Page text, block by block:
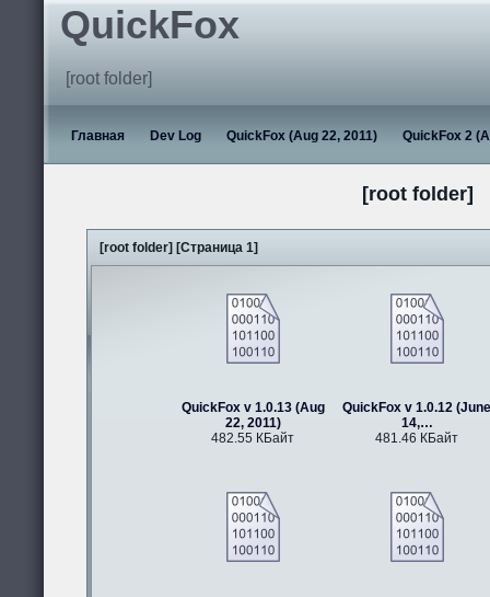
QuickFox
[root folder]
Главная Dev Log QuickFox (Aug 22, 2011) QuickFox 2
[root folder]
[root folder] [Страница 1]
QuickFox v 1.0.13 (Aug
22, 2011)
482.55 КБайт
QuickFox v 1.0.12
14,…
481.46 КБайт